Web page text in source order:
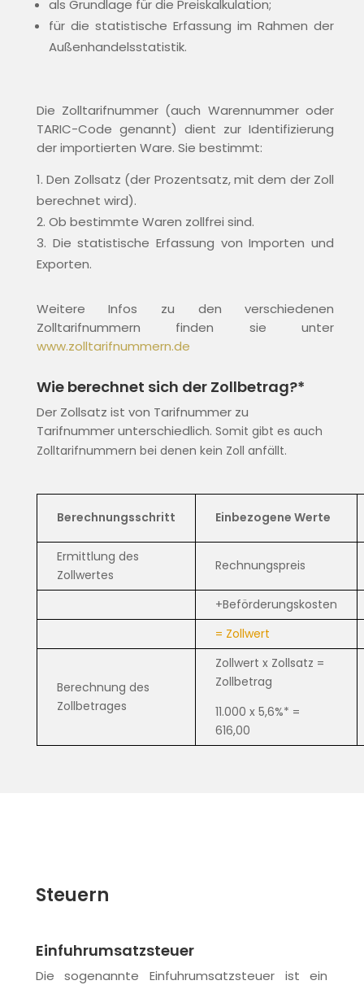
als Grundlage für die Preiskalkulation;
für die statistische Erfassung im Rahmen der
Außenhandelsstatistik.
Die Zolltarifnummer (auch Warennummer oder
TARIC-Code genannt) dient zur Identifizierung
der importierten Ware. Sie bestimmt:
Den Zollsatz (der Prozentsatz, mit dem der Zoll
berechnet wird).
Ob bestimmte Waren zollfrei sind.
Die statistische Erfassung von Importen und
Exporten.
Weitere Infos zu den verschiedenen
Zolltarifnummern finden sie unter
www.zolltarifnummern.de
Wie berechnet sich der Zollbetrag?*
Der Zollsatz ist von Tarifnummer zu
Tarifnummer unterschiedlich. Somit gibt es auch
Zolltarifnummern bei denen kein Zoll anfällt.
Berechnungsschritt Einbezogene Werte
Ermittlung des
Zollwertes
Rechnungspreis
+Beförderungskosten
= Zollwert
Berechnung des
Zollbetrages
Zollwert x Zollsatz =
Zollbetrag
11.000 x 5,6%* =
616,00
Steuern
Einfuhrumsatzsteuer
Die sogenannte Einfuhrumsatzsteuer ist ein